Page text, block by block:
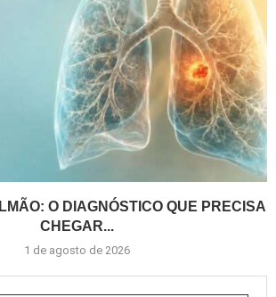
O DIAGNÓSTICO QUE PRECISA
CHEGAR...
1 de agosto de 2026